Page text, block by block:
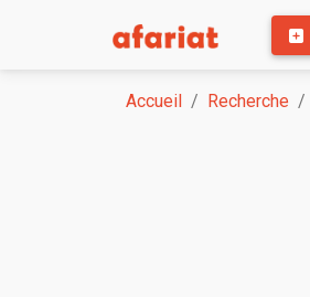
Accueil Recherche